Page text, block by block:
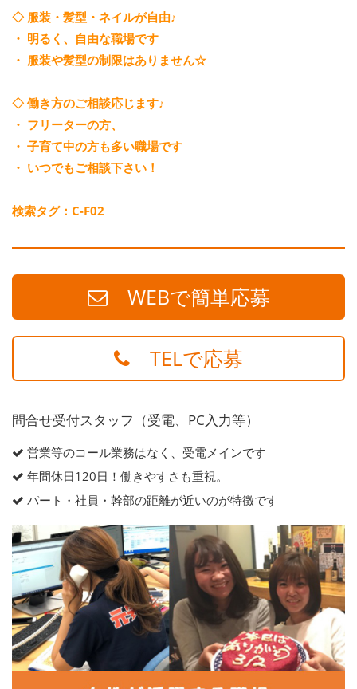
◇ 服装・髪型・ネイルが自由♪
・ 明るく、自由な職場です
・ 服装や髪型の制限はありません☆
◇ 働き方のご相談応じます♪
・ フリーターの方、
・ 子育て中の方も多い職場です
・ いつでもご相談下さい！
検索タグ：C-F02
WEBで簡単応募
TELで応募
問合せ受付スタッフ（受電、PC入力等）
営業等のコール業務はなく、受電メインです
年間休日120日！働きやすさも重視。
パート・社員・幹部の距離が近いのが特徴です